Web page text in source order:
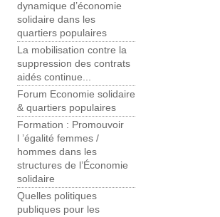
dynamique d’économie
solidaire dans les
quartiers populaires
La mobilisation contre la
suppression des contrats
aidés continue...
Forum Economie solidaire
& quartiers populaires
Formation : Promouvoir
l ’égalité femmes /
hommes dans les
structures de l’Économie
solidaire
Quelles politiques
publiques pour les